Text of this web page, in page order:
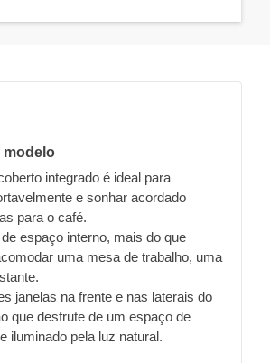
modelo
integrado é ideal para
e sonhar acordado
para o café.
de espaço interno, mais do que
uma mesa de trabalho, uma
janelas na frente e nas laterais do
que desfrute de um espaço de
iluminado pela luz natural.